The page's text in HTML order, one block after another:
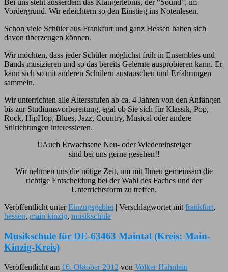
Bei uns steht ausserdem das Klangerlebnis, der “Sound”, im
Vordergrund. Wir erleichtern so den Einstieg ins Notenlesen.
Schon viele Schüler aus Frankfurt und ganz Hessen haben sich
davon überzeugen können.
Wir möchten, dass jeder Schüler möglichst früh in Ensembles und
Bands musizieren und so das bereits Gelernte ausprobieren kann. Er
kann sich so mit anderen Schülern austauschen und Erfahrungen
sammeln.
Wir unterrichten alle Altersstufen ab ca. 4 Jahren von den Anfängen
bis zur Studiumsvorbereitung, egal ob Sie sich für Klassik, Pop,
Rock, HipHop, Blues, Jazz, Country, Musical oder andere
Stilrichtungen interessieren.
!!Auch Erwachsene Neu- oder Wiedereinsteiger
sind bei uns gerne gesehen!!
Wir nehmen uns die nötige Zeit, um mit Ihnen gemeinsam die
richtige Entscheidung bei der Wahl des Faches und der
Unterrichtsform zu treffen.
Veröffentlicht unter Einzugsgebiet Verschlagwortet mit frankfurt,
hessen, main kinzig, musikschule
Musikschule für DE-63463 Maintal (Kreis: Main-
Kinzig-Kreis)
Veröffentlicht am 16. Oktober 2012 von Volker Hähnlein